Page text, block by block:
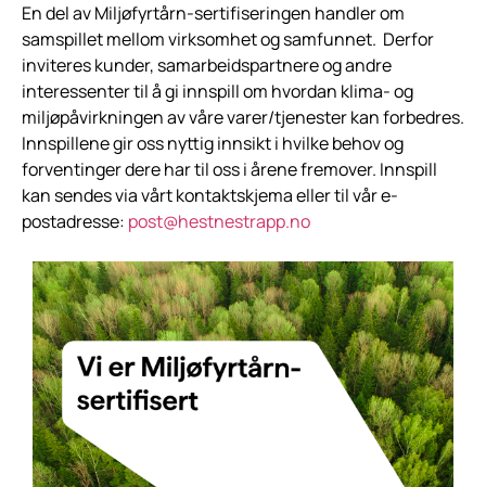
En del av Miljøfyrtårn-sertifiseringen handler om
samspillet mellom virksomhet og samfunnet. Derfor
inviteres kunder, samarbeidspartnere og andre
interessenter til å gi innspill om hvordan klima- og
miljøpåvirkningen av våre varer/tjenester kan forbedres.
Innspillene gir oss nyttig innsikt i hvilke behov og
forventinger dere har til oss i årene fremover. Innspill
kan sendes via vårt kontaktskjema eller til vår e-
postadresse: post@hestnestrapp.no